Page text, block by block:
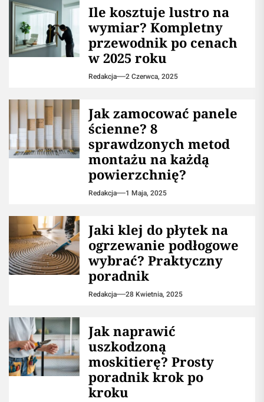
Ile kosztuje lustro na
wymiar? Kompletny
przewodnik po cenach
w 2025 roku
Redakcja 2 Czerwca, 2025
Jak zamocować panele
ścienne? 8
sprawdzonych metod
montażu na każdą
powierzchnię?
Redakcja 1 Maja, 2025
Jaki klej do płytek na
ogrzewanie podłogowe
wybrać? Praktyczny
poradnik
Redakcja 28 Kwietnia, 2025
Jak naprawić
uszkodzoną
moskitierę? Prosty
poradnik krok po
kroku